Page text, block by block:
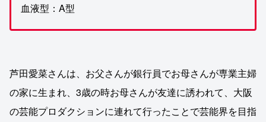
血液型：A型
芦田愛菜さんは、お父さんが銀行員でお母さんが専業主婦
の家に生まれ、3歳の時お母さんが友達に誘われて、大阪
の芸能プロダクションに連れて行ったことで芸能界を目指